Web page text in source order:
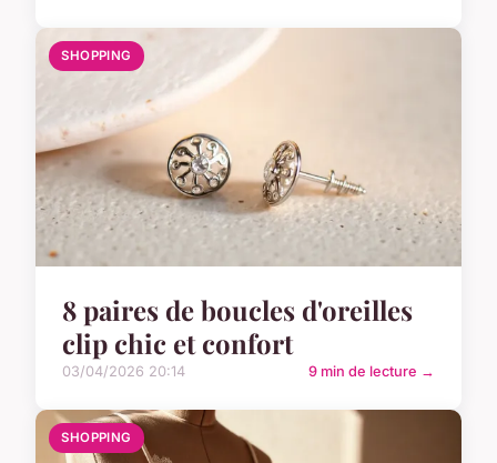
SHOPPING
8 paires de boucles d'oreilles
clip chic et confort
03/04/2026 20:14 9 min de lecture →
SHOPPING